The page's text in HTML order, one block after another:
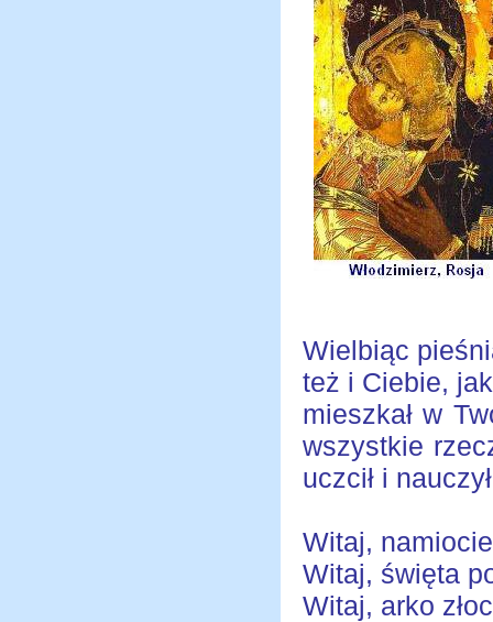
Wielbiąc
też i Ciebie,
mieszkał w
wszystkie
uczcił i
Witaj,
Witaj, święta
Witaj, arko